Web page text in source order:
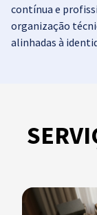
contínua e
organização
alinhadas à